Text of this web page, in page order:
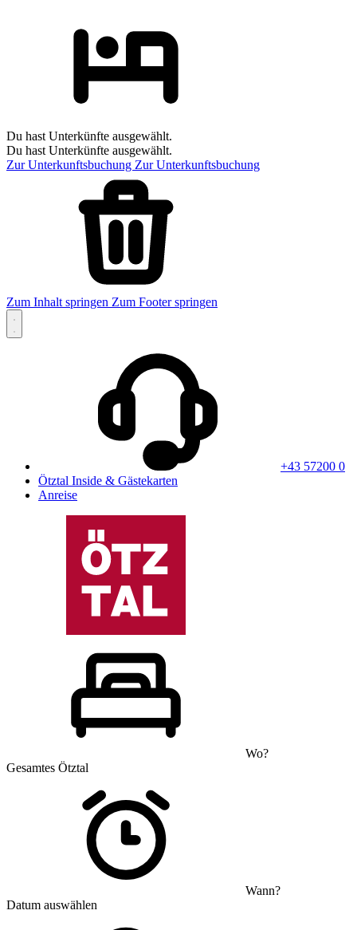
Du hast Unterkünfte ausgewählt.
Du hast Unterkünfte ausgewählt.
Zur Unterkunftsbuchung Zur Unterkunftsbuchung
Zum Inhalt springen Zum Footer springen
+43 57200 0
Ötztal Inside & Gästekarten
Anreise
Wo?
Gesamtes Ötztal
Wann?
Datum auswählen